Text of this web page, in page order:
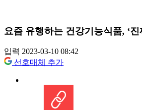
요즘 유행하는 건강기능식품, ‘
입력 2023-03-10 08:42
선호매체 추가